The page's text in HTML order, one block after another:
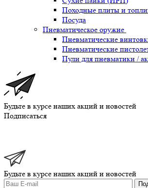
Походные плиты и
Посуда
Пневматическое оружие
Пневматические
Пневматические
Пули для пневматики /
Будьте в курсе наших акций и новостей
Подписаться
Будьте в курсе наших акций и новостей